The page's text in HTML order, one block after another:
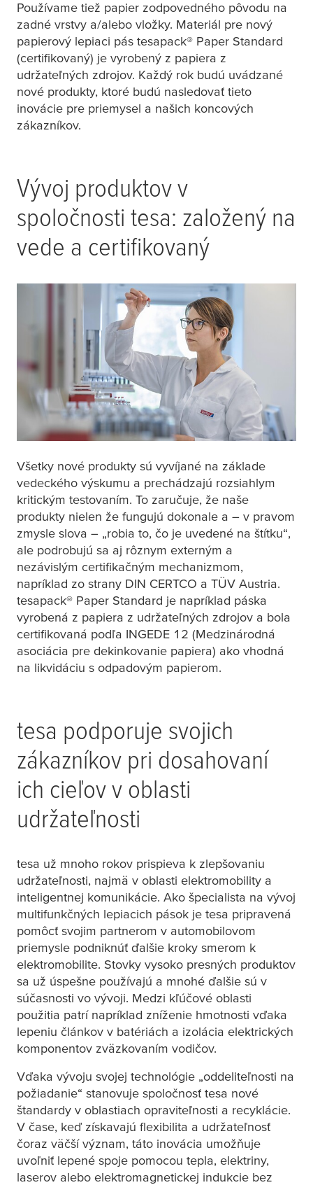
Používame tiež papier zodpovedného pôvodu na
zadné vrstvy a/alebo vložky. Materiál pre nový
papierový lepiaci pás tesapack® Paper Standard
(certifikovaný) je vyrobený z papiera z
udržateľných zdrojov. Každý rok budú uvádzané
nové produkty, ktoré budú nasledovať tieto
inovácie pre priemysel a našich koncových
zákazníkov.
Vývoj produktov v
spoločnosti tesa: založený na
vede a certifikovaný
Všetky nové produkty sú vyvíjané na základe
vedeckého výskumu a prechádzajú rozsiahlym
kritickým testovaním. To zaručuje, že naše
produkty nielen že fungujú dokonale a – v pravom
zmysle slova – „robia to, čo je uvedené na štítku“,
ale podrobujú sa aj rôznym externým a
nezávislým certifikačným mechanizmom,
napríklad zo strany DIN CERTCO a TÜV Austria.
tesapack® Paper Standard je napríklad páska
vyrobená z papiera z udržateľných zdrojov a bola
certifikovaná podľa INGEDE 12 (Medzinárodná
asociácia pre dekinkovanie papiera) ako vhodná
na likvidáciu s odpadovým papierom.
tesa podporuje svojich
zákazníkov pri dosahovaní
ich cieľov v oblasti
udržateľnosti
tesa už mnoho rokov prispieva k zlepšovaniu
udržateľnosti, najmä v oblasti elektromobility a
inteligentnej komunikácie. Ako špecialista na vývoj
multifunkčných lepiacich pások je tesa pripravená
pomôcť svojim partnerom v automobilovom
priemysle podniknúť ďalšie kroky smerom k
elektromobilite. Stovky vysoko presných produktov
sa už úspešne používajú a mnohé ďalšie sú v
súčasnosti vo vývoji. Medzi kľúčové oblasti
použitia patrí napríklad zníženie hmotnosti vďaka
lepeniu článkov v batériách a izolácia elektrických
komponentov zväzkovaním vodičov.
Vďaka vývoju svojej technológie „oddeliteľnosti na
požiadanie“ stanovuje spoločnosť tesa nové
štandardy v oblastiach opraviteľnosti a recyklácie.
V čase, keď získavajú flexibilita a udržateľnosť
čoraz väčší význam, táto inovácia umožňuje
uvoľniť lepené spoje pomocou tepla, elektriny,
laserov alebo elektromagnetickej indukcie bez